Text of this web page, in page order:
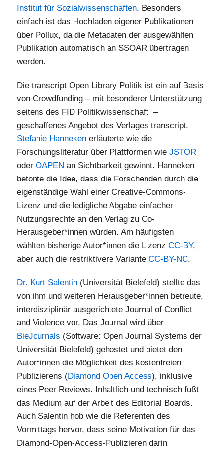
Institut für Sozialwissenschaften. Besonders
einfach ist das Hochladen eigener Publikationen
über Pollux, da die Metadaten der ausgewählten
Publikation automatisch an SSOAR übertragen
werden.
Die transcript Open Library Politik ist ein auf Basis
von Crowdfunding – mit besonderer Unterstützung
seitens des FID Politikwissenschaft –
geschaffenes Angebot des Verlages transcript.
Stefanie Hanneken erläuterte wie die
Forschungsliteratur über Plattformen wieJSTOR
oderOAPENan Sichtbarkeit gewinnt. Hanneken
betonte die Idee, dass die Forschenden durch die
eigenständige Wahl einer Creative-Commons-
Lizenz und die ledigliche Abgabe einfacher
Nutzungsrechte an den Verlag zu Co-
Herausgeber*innen würden. Am häufigsten
wählten bisherige Autor*innen die LizenzCC-BY,
aber auch die restriktivere VarianteCC-BY-NC.
Dr. Kurt Salentin (Universität Bielefeld) stellte das
von ihm und weiteren Herausgeber*innen betreute,
interdisziplinär ausgerichtete Journal of Conflict
and Violence vor. Das Journal wird über
BieJournals (Software: Open Journal Systems der
Universität Bielefeld) gehostet und bietet den
Autor*innen die Möglichkeit des kostenfreien
Publizierens (Diamond Open Access), inklusive
eines Peer Reviews. Inhaltlich und technisch fußt
das Medium auf der Arbeit des Editorial Boards.
Auch Salentin hob wie die Referenten des
Vormittags hervor, dass seine Motivation für das
Diamond-Open-Access-Publizieren darin